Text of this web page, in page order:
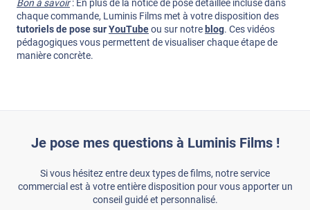
Bon à savoir: En plus de la notice de pose détaillée incluse dans
chaque commande, Luminis Films met à votre disposition des
tutoriels de pose surYouTubeou sur notre blog. Ces vidéos
pédagogiques vous permettent de visualiser chaque étape de
manière concrète.
Je pose mes questions à Luminis Films !
Si vous hésitez entre deux types de films, notre service
commercial est à votre entière disposition pour vous apporter un
conseil guidé et personnalisé.